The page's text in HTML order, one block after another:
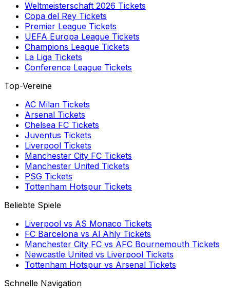
Weltmeisterschaft 2026 Tickets
Copa del Rey Tickets
Premier League Tickets
UEFA Europa League Tickets
Champions League Tickets
La Liga Tickets
Conference League Tickets
Top-Vereine
AC Milan Tickets
Arsenal Tickets
Chelsea FC Tickets
Juventus Tickets
Liverpool Tickets
Manchester City FC Tickets
Manchester United Tickets
PSG Tickets
Tottenham Hotspur Tickets
Beliebte Spiele
Liverpool vs AS Monaco Tickets
FC Barcelona vs Al Ahly Tickets
Manchester City FC vs AFC Bournemouth Tickets
Newcastle United vs Liverpool Tickets
Tottenham Hotspur vs Arsenal Tickets
Schnelle Navigation